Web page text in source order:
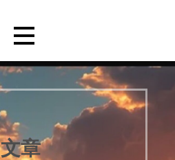
文章